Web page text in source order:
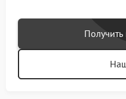
Получить